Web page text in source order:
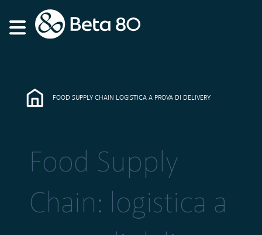
FOOD SUPPLY CHAIN LOGISTICA A PROVA DI DELIVERY
Food Supply
Chain: logistica a